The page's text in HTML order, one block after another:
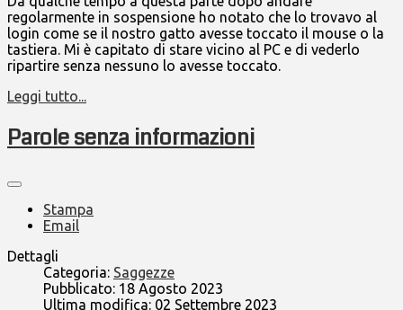
regolarmente in sospensione ho notato che lo trovavo al
login come se il nostro gatto avesse toccato il mouse o la
tastiera. Mi è capitato di stare vicino al PC e di vederlo
ripartire senza nessuno lo avesse toccato.
Leggi tutto...
Parole senza informazioni
Stampa
Email
Dettagli
Categoria: Saggezze
Pubblicato: 18 Agosto 2023
Ultima modifica: 02 Settembre 2023